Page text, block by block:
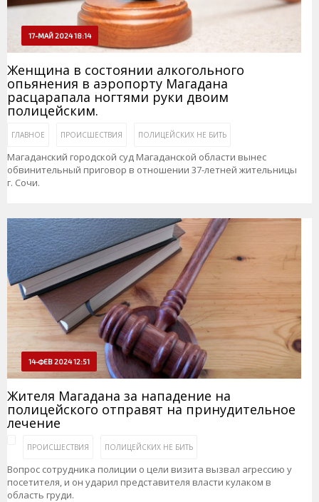
17-МАЙ 2024 18:14
Женщина в состоянии алкогольного
опьянения в аэропорту Магадана
расцарапала ногтями руки двоим
полицейским.
ГЛАВНОЕ ПРОИСШЕСТВИЯ ПОЛИЦЕЙСКИХ НЕ БИТЬ
Магаданский городской суд Магаданской области вынес
обвинительный приговор в отношении 37-летней жительницы
г. Сочи.
14-ФЕВ 2024 12:51
Жителя Магадана за нападение на
полицейского отправят на принудительное
лечение
ПРОИСШЕСТВИЯ ПОЛИЦЕЙСКИХ НЕ БИТЬ
Вопрос сотрудника полиции о цели визита вызвал агрессию у
посетителя, и он ударил представителя власти кулаком в
область груди.